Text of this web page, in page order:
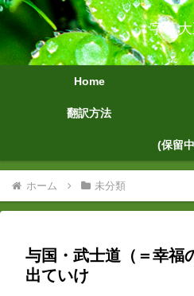
字幕
Home
翻訳方法
(保留
ホーム 未分類
与国・武士道（＝幸福
出ていけ